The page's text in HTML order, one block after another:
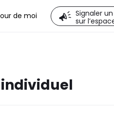
de moi
Signaler
sur